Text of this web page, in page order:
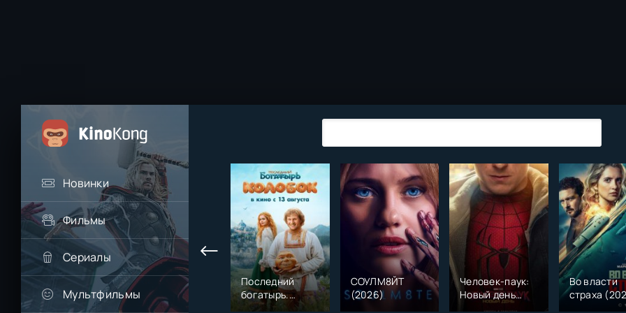
Новинки
Фильмы
Сериалы
Мультфильмы
Последний
богатырь.
Колобок (2026)
СОУЛМ8ЙТ
(2026)
Человек-паук:
Новый день
(2026)
Во власти
страха